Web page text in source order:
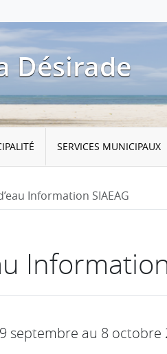
Désirade
SERVICES MUNICIPAUX
Information SIAEAG
septembre au 8 octobre